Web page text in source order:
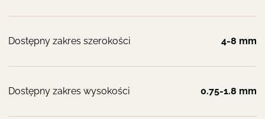
Dostępny zakres szerokości 4-8 mm
Dostępny zakres wysokości 0.75-1.8 mm